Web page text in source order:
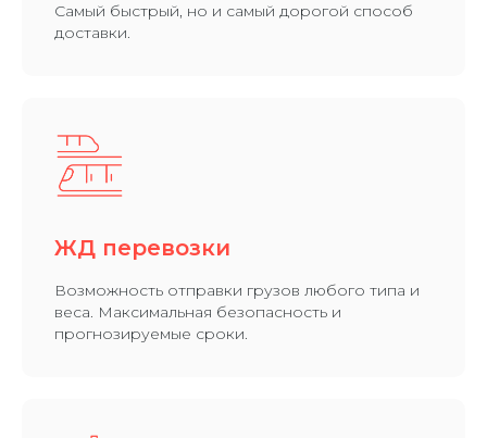
Самый быстрый, но и самый дорогой способ
доставки.
ЖД перевозки
Возможность отправки грузов любого типа и
веса. Максимальная безопасность и
прогнозируемые сроки.